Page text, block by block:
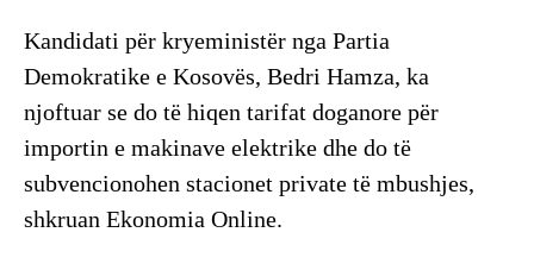
Kandidati për kryeministër nga Partia
Demokratike e Kosovës, Bedri Hamza, ka
njoftuar se do të hiqen tarifat doganore për
importin e makinave elektrike dhe do të
subvencionohen stacionet private të mbushjes,
shkruan Ekonomia Online.